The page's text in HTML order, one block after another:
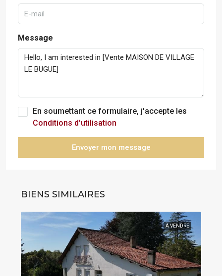
Message
En soumettant ce formulaire, j'accepte les
Conditions d'utilisation
Envoyer mon message
BIENS SIMILAIRES
À VENDRE